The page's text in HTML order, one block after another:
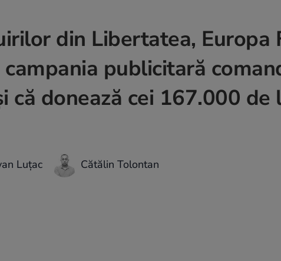
din Libertatea, Europa
publicitară
că donează cei 167.000 de
Luțac Cătălin Tolontan